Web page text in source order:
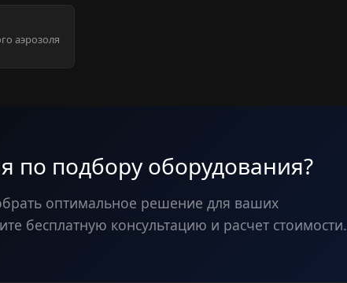
аэрозоля
по подбору оборудования?
оптимальное решение для ваших
бесплатную консультацию и расчет стоимости.